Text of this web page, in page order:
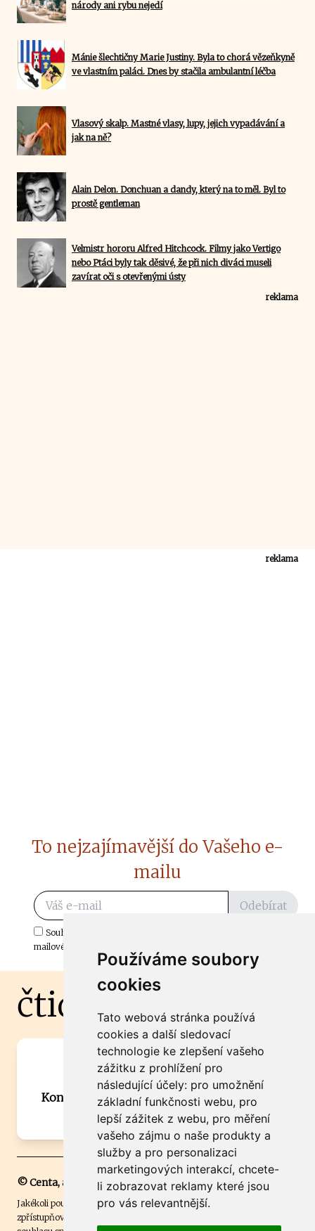
Používáme soubory
cookies
Tato webová stránka používá
cookies a další sledovací
technologie ke zlepšení vašeho
zážitku z prohlížení pro
následující účely: pro umožnění
základní funkčnosti webu, pro
lepší zážitek z webu, pro měření
vašeho zájmu o naše produkty a
služby a pro personalizaci
marketingových interakcí, chcete-
li zobrazovat reklamy které jsou
pro vás relevantnější.
národy ani rybu nejedí
Mánie šlechtičny Marie Justiny. Byla to chorá vězeňkyně
ve vlastním paláci. Dnes by stačila ambulantní léčba
Vlasový skalp. Mastné vlasy, lupy, jejich vypadávání a
jak na ně?
Alain Delon. Donchuan a dandy, který na to měl. Byl to
prostě gentleman
Velmistr hororu Alfred Hitchcock. Filmy jako Vertigo
nebo Ptáci byly tak děsivé, že při nich diváci museli
zavírat oči s otevřenými ústy
reklama
reklama
To nejzajímavější do Vašeho e-
mailu
Odebírat
Souhlasím s odběrem důležitých zpráv ze ČtiDoma.cz do mé e-
mailové schránky.
čtidoma.cz
Máte zajímavou informaci? Chcete
spolupracovat?
Kontaktujte šéfredaktora Martina Chalupu:
chalupa@ctidoma.cz
© Centa, a.s.
Jakékoli použití obsahu včetně převzetí, šíření či dalšího užití a
zpřístupňování textových či obrazových materiálů bez písemného